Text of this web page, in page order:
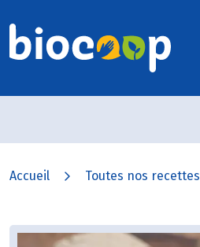
Accueil Toutes nos recettes